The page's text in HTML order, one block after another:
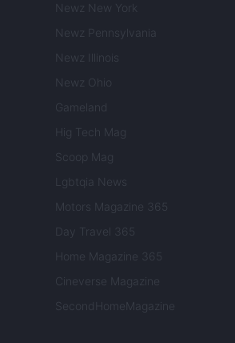
Newz New York
Newz Pennsylvania
Newz Illinois
Newz Ohio
Gameland
Hig Tech Mag
Scoop Mag
Lgbtqia News
Motors Magazine 365
Day Travel 365
Home Magazine 365
Cineverse Magazine
SecondHomeMagazine